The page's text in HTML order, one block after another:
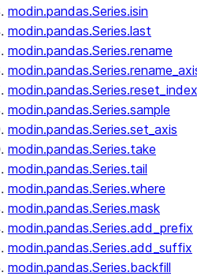
modin.pandas.Series.isin
modin.pandas.Series.last
modin.pandas.Series.rename
modin.pandas.Series.reset_index
modin.pandas.Series.sample
modin.pandas.Series.set_axis
modin.pandas.Series.take
modin.pandas.Series.tail
modin.pandas.Series.where
modin.pandas.Series.mask
modin.pandas.Series.add_prefix
modin.pandas.Series.add_suffix
modin.pandas.Series.backfill